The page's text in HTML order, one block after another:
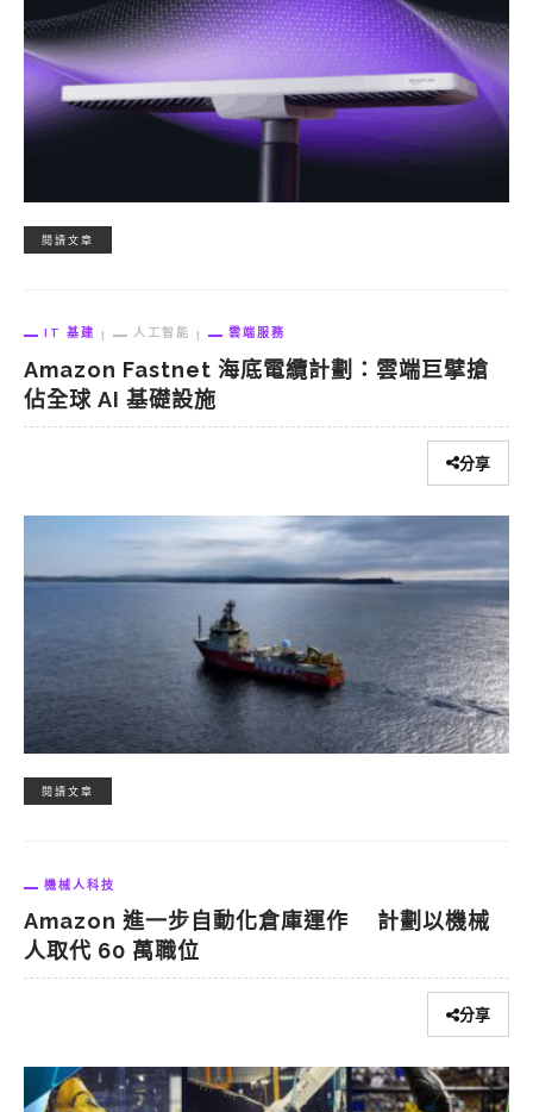
閱讀文章
IT 基建 人工智能 雲端服務
Amazon Fastnet 海底電纜計劃：雲端巨擘搶
佔全球 AI 基礎設施
分享
閱讀文章
機械人科技
Amazon 進一步自動化倉庫運作 計劃以機械
人取代 60 萬職位
分享